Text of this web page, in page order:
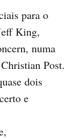
para o
King,
numa
Post.
dois
e